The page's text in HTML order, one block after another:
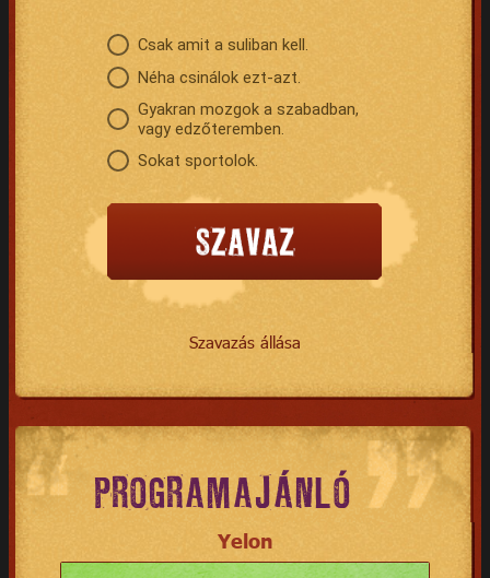
Csak amit a suliban kell.
Néha csinálok ezt-azt.
Gyakran mozgok a szabadban,
vagy edzőteremben.
Sokat sportolok.
Szavazás állása
PROGRAMAJÁNLÓ
Yelon